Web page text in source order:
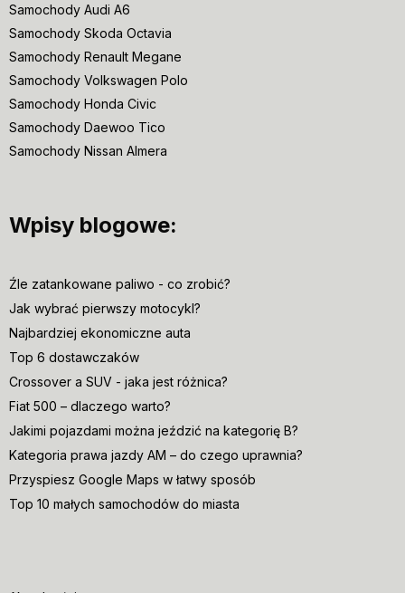
Samochody Audi A6
Samochody Skoda Octavia
Samochody Renault Megane
Samochody Volkswagen Polo
Samochody Honda Civic
Samochody Daewoo Tico
Samochody Nissan Almera
Wpisy blogowe:
Źle zatankowane paliwo - co zrobić?
Jak wybrać pierwszy motocykl?
Najbardziej ekonomiczne auta
Top 6 dostawczaków
Crossover a SUV - jaka jest różnica?
Fiat 500 – dlaczego warto?
Jakimi pojazdami można jeździć na kategorię B?
Kategoria prawa jazdy AM – do czego uprawnia?
Przyspiesz Google Maps w łatwy sposób
Top 10 małych samochodów do miasta